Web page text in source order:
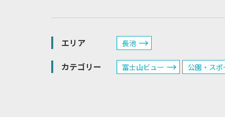
エリア 長池
カテゴリー 富士山ビュー 公園・スポ